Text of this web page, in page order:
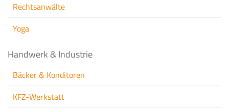
Rechtsanwälte
Yoga
Handwerk & Industrie
Bäcker & Konditoren
KFZ-Werkstatt